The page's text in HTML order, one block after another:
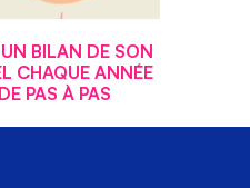
BILAN DE SON
CHAQUE ANNÉE
PAS À PAS